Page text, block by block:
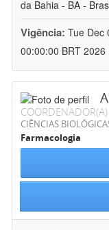
da Bahia - BA -
Vigência: Tue Dec
00:00:00 BRT 2026
COORDENADOR(A)
CIÊNCIAS
Farmacologia